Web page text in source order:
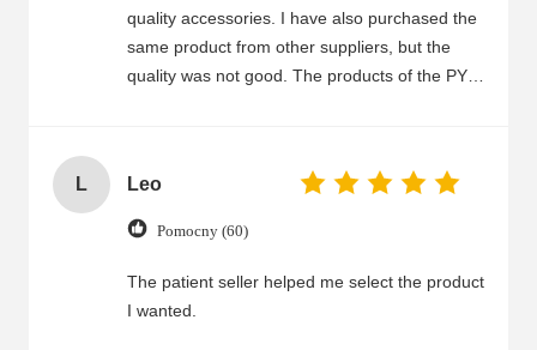
long-term partnership.
quality accessories. I have also purchased the
same product from other suppliers, but the
quality was not good. The products of the PY
L Leo
Pomocny (60)
The patient seller helped me select the product
I wanted.